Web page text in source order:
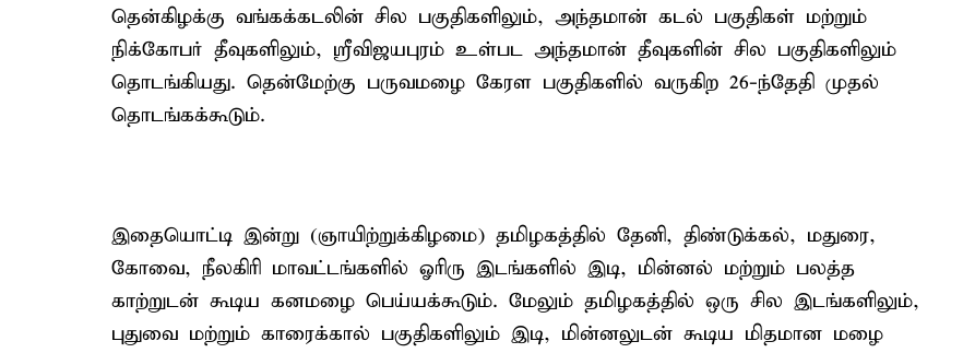
தென்கிழக்கு வங்கக்கடலின் சில பகுதிகளிலும், அந்தமான் கடல் பகுதிகள் மற்றும்
நிக்கோபர் தீவுகளிலும், ஸ்ரீவிஜயபுரம் உள்பட அந்தமான் தீவுகளின் சில பகுதிகளிலும்
தொடங்கியது. தென்மேற்கு பருவமழை கேரள பகுதிகளில் வருகிற 26-ந்தேதி முதல்
தொடங்கக்கூடும்.
இதையொட்டி இன்று (ஞாயிற்றுக்கிழமை) தமிழகத்தில் தேனி, திண்டுக்கல், மதுரை,
கோவை, நீலகிரி மாவட்டங்களில் ஓரிரு இடங்களில் இடி, மின்னல் மற்றும் பலத்த
காற்றுடன் கூடிய கனமழை பெய்யக்கூடும். மேலும் தமிழகத்தில் ஒரு சில இடங்களிலும்,
புதுவை மற்றும் காரைக்கால் பகுதிகளிலும் இடி, மின்னலுடன் கூடிய மிதமான மழை